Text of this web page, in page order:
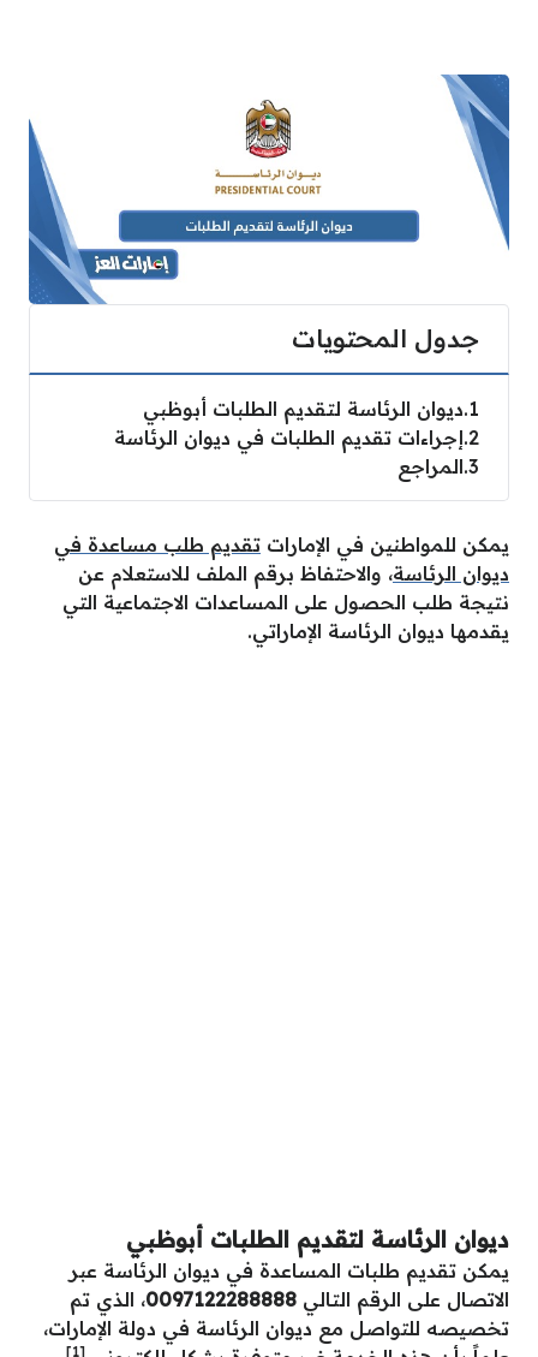
جدول المحتويات
1 ديوان الرئاسة لتقديم الطلبات أبوظبي
2 إجراءات تقديم الطلبات في ديوان الرئاسة
3 المراجع
يمكن للمواطنين في الإمارات تقديم طلب مساعدة في
ديوان الرئاسة، والاحتفاظ برقم الملف للاستعلام عن
نتيجة طلب الحصول على المساعدات الاجتماعية التي
يقدمها ديوان الرئاسة الإماراتي.
ديوان الرئاسة لتقديم الطلبات أبوظبي
يمكن تقديم طلبات المساعدة في ديوان الرئاسة عبر
الاتصال على الرقم التالي 0097122288888، الذي تم
تخصيصه للتواصل مع ديوان الرئاسة في دولة الإمارات،
[1]